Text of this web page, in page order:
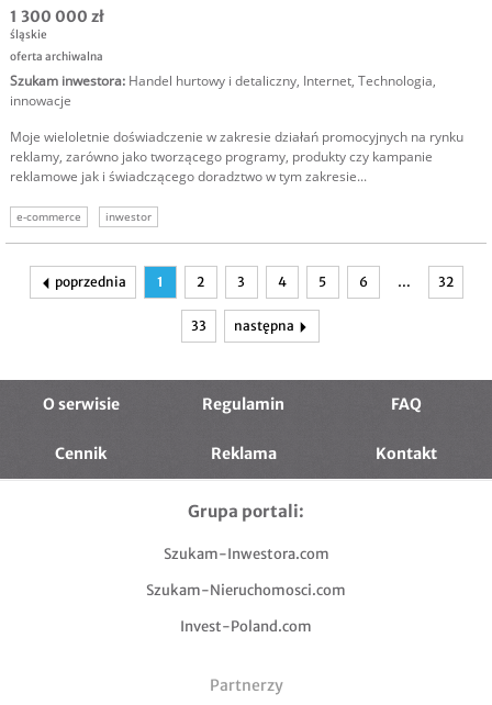
1 300 000 zł
śląskie
oferta archiwalna
Szukam inwestora: Handel hurtowy i detaliczny, Internet, Technologia,
innowacje
Moje wieloletnie doświadczenie w zakresie działań promocyjnych na rynku
reklamy, zarówno jako tworzącego programy, produkty czy kampanie
reklamowe jak i świadczącego doradztwo w tym zakresie...
e-commerce inwestor
poprzednia 1 2 3 4 5 6 … 32
33 następna
O serwisie Regulamin FAQ
Cennik Reklama Kontakt
Grupa portali:
Szukam-Inwestora.com
Szukam-Nieruchomosci.com
Invest-Poland.com
Partnerzy